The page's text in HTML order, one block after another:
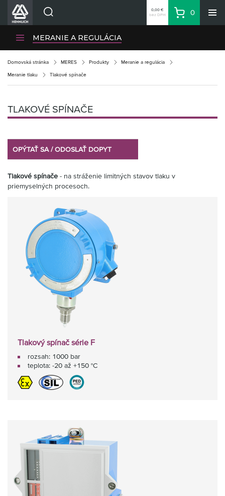
Divízie HENNLICH
Kariéra
Kontakty
Prihlásenie
0,00 €
bez DPH
Košík
0
MERANIE A REGULÁCIA
Domovská stránka MERES Produkty Meranie a regulácia
Meranie tlaku Tlakové spínače
TLAKOVÉ SPÍNAČE
OPÝTAŤ SA / ODOSLAŤ DOPYT
Tlakové spínače - na stráženie limitných stavov tlaku v
priemyselných procesoch.
Tlakový spínač série F
rozsah: 1000 bar
teplota: -20 až +150 °C